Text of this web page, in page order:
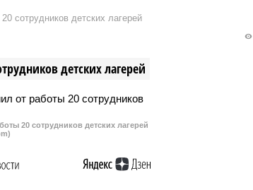
в числе
федерального округа. В целом по
сотрудников детских лагерей
детских лагерей
20 сотрудников детских лагерей